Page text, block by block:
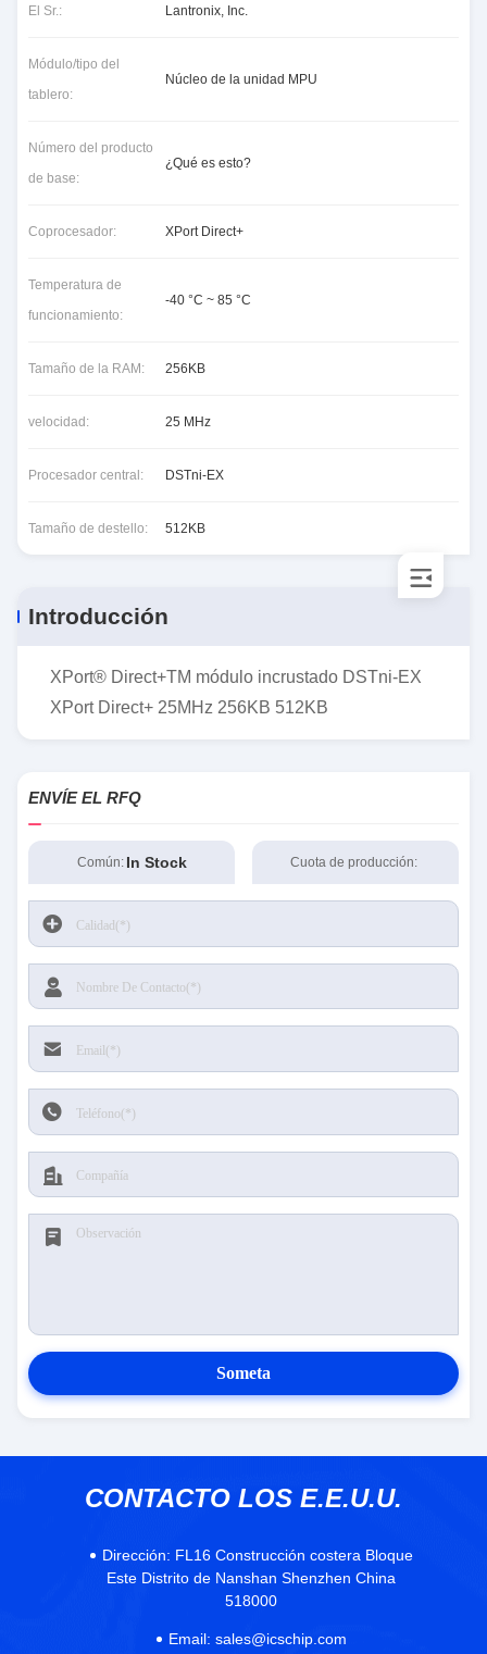
El Sr.: Lantronix, Inc.
Módulo/tipo del
tablero:
Núcleo de la unidad MPU
Número del producto
de base:
¿Qué es esto?
Coprocesador: XPort Direct+
Temperatura de
funcionamiento:
-40 °C ~ 85 °C
Tamaño de la RAM: 256KB
velocidad: 25 MHz
Procesador central: DSTni-EX
Tamaño de destello: 512KB
Introducción
XPort® Direct+TM módulo incrustado DSTni-EX
XPort Direct+ 25MHz 256KB 512KB
ENVÍE EL RFQ
Común: In Stock Cuota de producción:
Someta
CONTACTO LOS E.E.U.U.
Dirección: FL16 Construcción costera Bloque
Este Distrito de Nanshan Shenzhen China
518000
Email: sales@icschip.com